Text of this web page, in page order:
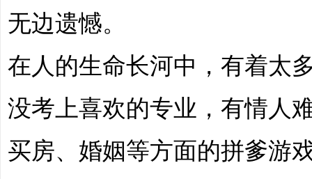
无边遗憾。
在人的生命长河中，有着太
没考上喜欢的专业，有情人
买房、婚姻等方面的拼爹游